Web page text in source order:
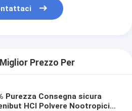
Prezzo Per
Purezza Consegna sicura
HCl Polvere Nootropici